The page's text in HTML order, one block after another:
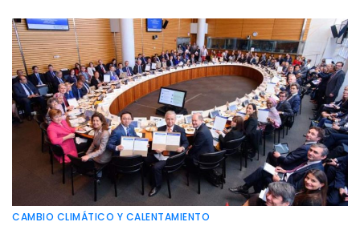
CAMBIO CLIMÁTICO Y CALENTAMIENTO